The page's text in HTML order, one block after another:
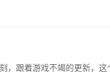
，跟着游戏不竭的更新，这